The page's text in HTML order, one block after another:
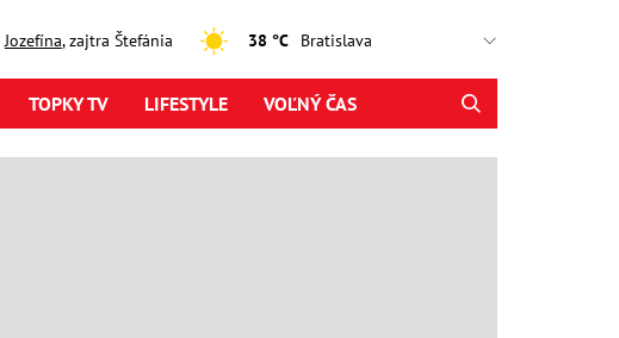
Jozefína, zajtra Štefánia 38 °C
TOPKY TV LIFESTYLE VOĽNÝ ČAS